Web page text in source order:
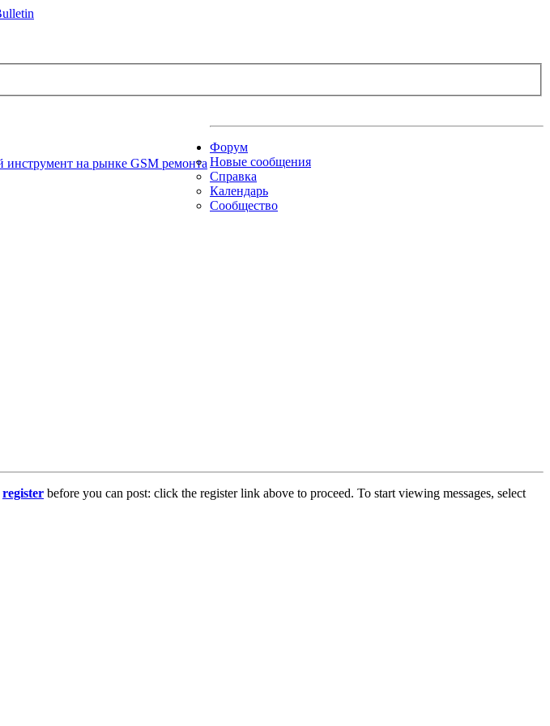
Форум
Новые сообщения
Справка
Календарь
Сообщество
register before you can post: click the register link above to proceed. To start viewing messages, select